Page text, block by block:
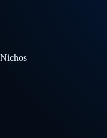
Nichos